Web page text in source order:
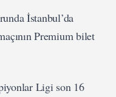
İstanbul’da
Premium bilet
Ligi son 16